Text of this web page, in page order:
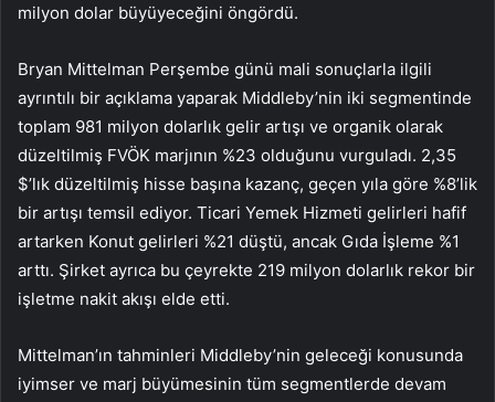
milyon dolar büyüyeceğini öngördü.
Bryan Mittelman Perşembe günü mali sonuçlarla ilgili
ayrıntılı bir açıklama yaparak Middleby’nin iki segmentinde
toplam 981 milyon dolarlık gelir artışı ve organik olarak
düzeltilmiş FVÖK marjının %23 olduğunu vurguladı. 2,35
$’lık düzeltilmiş hisse başına kazanç, geçen yıla göre %8’lik
bir artışı temsil ediyor. Ticari Yemek Hizmeti gelirleri hafif
artarken Konut gelirleri %21 düştü, ancak Gıda İşleme %1
arttı. Şirket ayrıca bu çeyrekte 219 milyon dolarlık rekor bir
işletme nakit akışı elde etti.
Mittelman’ın tahminleri Middleby’nin geleceği konusunda
iyimser ve marj büyümesinin tüm segmentlerde devam